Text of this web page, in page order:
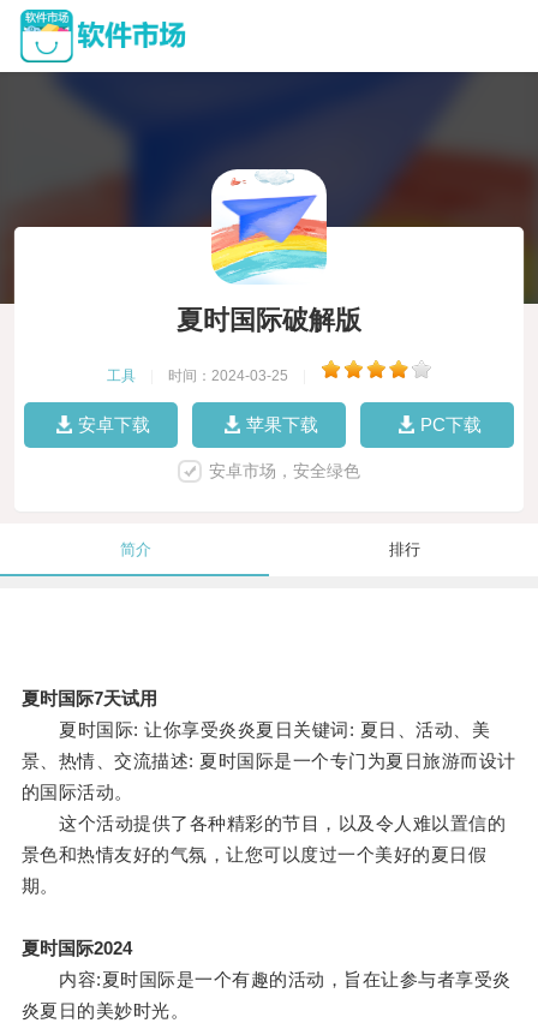
夏时国际破解版
工具 时间：2024-03-25
安卓下载 苹果下载 PC下载
安卓市场，安全绿色
简介 排行
夏时国际7天试用
夏时国际: 让你享受炎炎夏日关键词: 夏日、活动、美
景、热情、交流描述: 夏时国际是一个专门为夏日旅游而设计
的国际活动。
这个活动提供了各种精彩的节目，以及令人难以置信的
景色和热情友好的气氛，让您可以度过一个美好的夏日假
期。
夏时国际2024
内容:夏时国际是一个有趣的活动，旨在让参与者享受炎
炎夏日的美妙时光。